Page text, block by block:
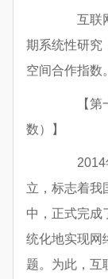
互联网
期系统性研究
空间合作指数。
【第一
数）】
2014年
立，标志着我
中，正式完成
统化地实现网
题。为此，互